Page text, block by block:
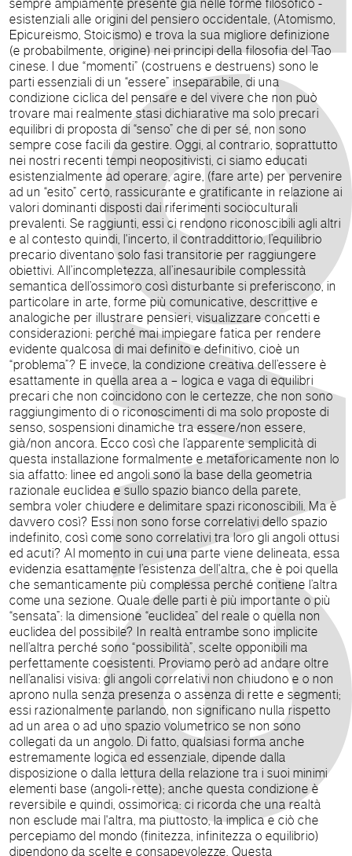
sempre ampiamente presente già nelle forme filosofico -
esistenziali alle origini del pensiero occidentale, (Atomismo,
Epicureismo, Stoicismo) e trova la sua migliore definizione
(e probabilmente, origine) nei principi della filosofia del Tao
cinese. I due “momenti” (costruens e destruens) sono le
parti essenziali di un “essere” inseparabile, di una
condizione ciclica del pensare e del vivere che non può
trovare mai realmente stasi dichiarative ma solo precari
equilibri di proposta di “senso” che di per sé, non sono
sempre cose facili da gestire. Oggi, al contrario, soprattutto
nei nostri recenti tempi neopositivisti, ci siamo educati
esistenzialmente ad operare, agire, (fare arte) per pervenire
ad un “esito” certo, rassicurante e gratificante in relazione ai
valori dominanti disposti dai riferimenti socioculturali
prevalenti. Se raggiunti, essi ci rendono riconoscibili agli altri
e al contesto quindi, l'incerto, il contraddittorio, l’equilibrio
precario diventano solo fasi transitorie per raggiungere
obiettivi. All’incompletezza, all’inesauribile complessità
semantica dell’ossimoro così disturbante si preferiscono, in
particolare in arte, forme più comunicative, descrittive e
analogiche per illustrare pensieri, visualizzare concetti e
considerazioni: perché mai impiegare fatica per rendere
evidente qualcosa di mai definito e definitivo, cioè un
“problema”? E invece, la condizione creativa dell’essere è
esattamente in quella area a – logica e vaga di equilibri
precari che non coincidono con le certezze, che non sono
raggiungimento di o riconoscimenti di ma solo proposte di
senso, sospensioni dinamiche tra essere/non essere,
già/non ancora. Ecco così che l’apparente semplicità di
questa installazione formalmente e metaforicamente non lo
sia affatto: linee ed angoli sono la base della geometria
razionale euclidea e sullo spazio bianco della parete,
sembra voler chiudere e delimitare spazi riconoscibili. Ma è
davvero così? Essi non sono forse correlativi dello spazio
indefinito, così come sono correlativi tra loro gli angoli ottusi
ed acuti? Al momento in cui una parte viene delineata, essa
evidenzia esattamente l’esistenza dell'altra, che è poi quella
che semanticamente più complessa perché contiene l’altra
come una sezione. Quale delle parti è più importante o più
“sensata”: la dimensione “euclidea” del reale o quella non
euclidea del possibile? In realtà entrambe sono implicite
nell’altra perché sono “possibilità”, scelte opponibili ma
perfettamente coesistenti. Proviamo però ad andare oltre
nell’analisi visiva: gli angoli correlativi non chiudono e o non
aprono nulla senza presenza o assenza di rette e segmenti;
essi razionalmente parlando, non significano nulla rispetto
ad un area o ad uno spazio volumetrico se non sono
collegati da un angolo. Di fatto, qualsiasi forma anche
estremamente logica ed essenziale, dipende dalla
disposizione o dalla lettura della relazione tra i suoi minimi
elementi base (angoli-rette); anche questa condizione è
reversibile e quindi, ossimorica: ci ricorda che una realtà
non esclude mai l'altra, ma piuttosto, la implica e ciò che
percepiamo del mondo (finitezza, infinitezza o equilibrio)
dipendono da scelte e consapevolezze. Questa